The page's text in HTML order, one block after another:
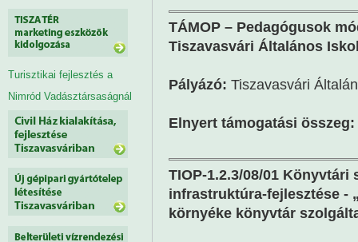
TÁMOP – Pedagógusok
Tiszavasvári Általános
Pályázó: Tiszavasvári
Elnyert támogatási összeg:
TIOP-1.2.3/08/01
infrastruktúra-fejlesztése -
környéke könyvtár
Turisztikai fejlesztés a
Nimród Vadásztársaságnál